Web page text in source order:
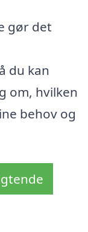
gør det
du kan
om, hvilken
behov og